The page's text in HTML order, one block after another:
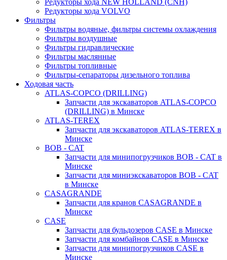
Редукторы хода NEW HOLLAND (CNH)
Редукторы хода VOLVO
Фильтры
Фильтры водяные, фильтры системы охлаждения
Фильтры воздушные
Фильтры гидравлические
Фильтры маслянные
Фильтры топливные
Фильтры-сепараторы дизельного топлива
Ходовая часть
ATLAS-COPCO (DRILLING)
Запчасти для экскаваторов ATLAS-COPCO
(DRILLING) в Минске
ATLAS-TEREX
Запчасти для экскаваторов ATLAS-TEREX в
Минске
BOB - CAT
Запчасти для минипогрузчиков BOB - CAT в
Минске
Запчасти для миниэкскаваторов BOB - CAT
в Минске
CASAGRANDE
Запчасти для кранов CASAGRANDE в
Минске
CASE
Запчасти для бульдозеров CASE в Минске
Запчасти для комбайнов CASE в Минске
Запчасти для минипогрузчиков CASE в
Минске